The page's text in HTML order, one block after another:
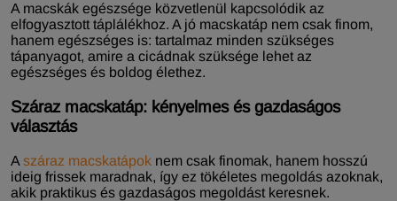
A macskák egészsége közvetlenül kapcsolódik az
elfogyasztott táplálékhoz. A jó macskatáp nem csak finom,
hanem egészséges is: tartalmaz minden szükséges
tápanyagot, amire a cicádnak szüksége lehet az
egészséges és boldog élethez.
Száraz macskatáp: kényelmes és gazdaságos
választás
A száraz macskatápok nem csak finomak, hanem hosszú
ideig frissek maradnak, így ez tökéletes megoldás azoknak,
akik praktikus és gazdaságos megoldást keresnek.